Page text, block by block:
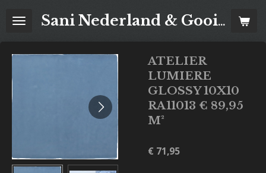
direct
Sani Nederland & Goois Tegelhuis
ATELIER
LUMIERE
GLOSSY 10X10
RA11013 € 89,95
M²
€ 71,95